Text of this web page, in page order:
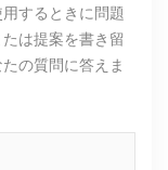
するときに問題
は提案を書き留
の質問に答えま